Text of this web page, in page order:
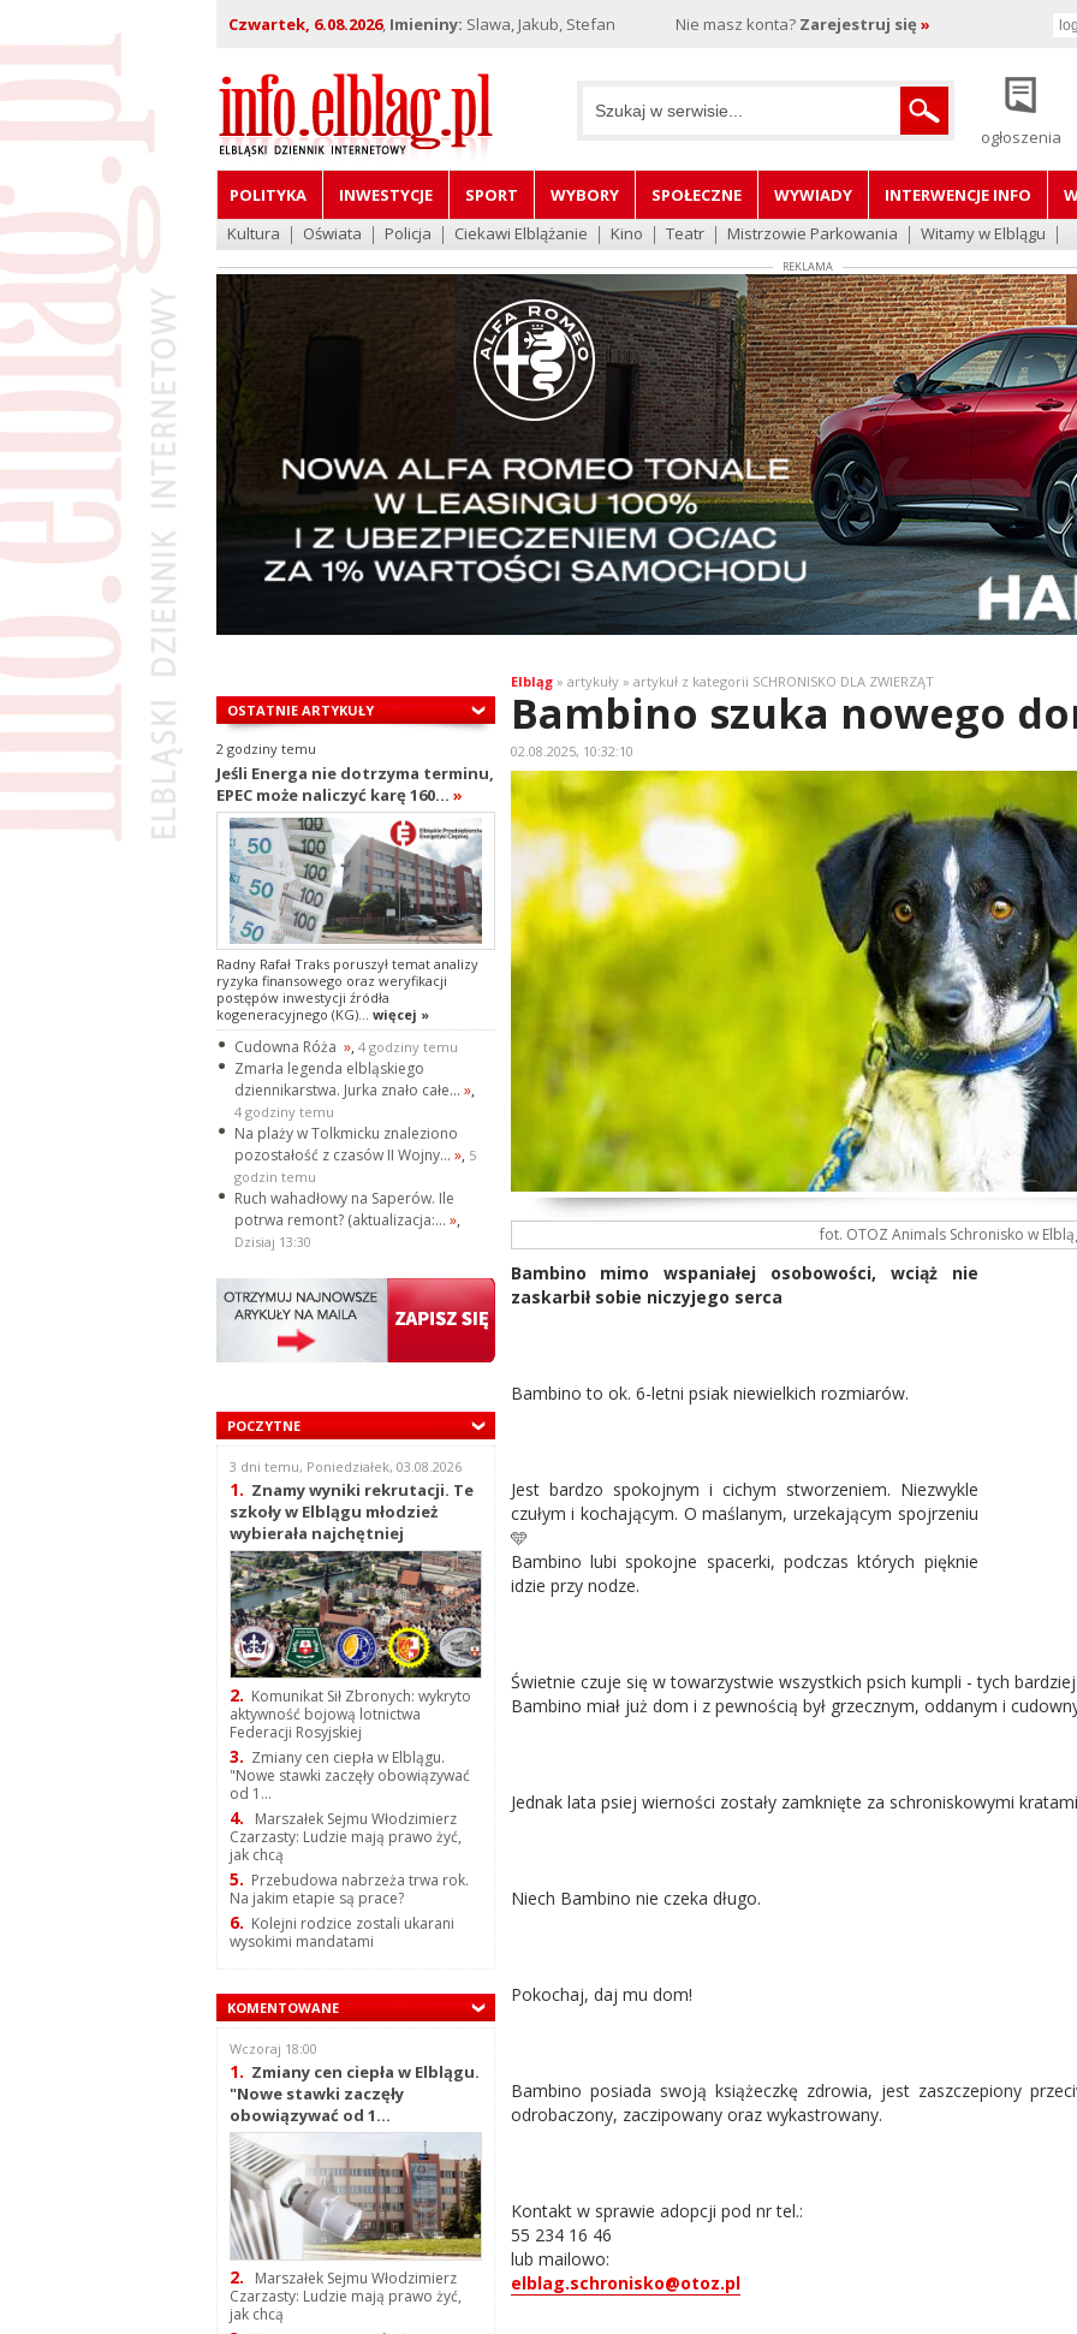
Czwartek, 6.08.2026, Imieniny: Slawa, Jakub, Stefan Nie masz konta? Zarejestruj się »
ogłoszenia
POLITYKA INWESTYCJE SPORT WYBORY SPOŁECZNE WYWIADY INTERWENCJE INFO
Kultura
Oświata Policja Ciekawi Elblążanie Kino Teatr Mistrzowie Parkowania Witamy w Elblągu
REKLAMA
OSTATNIE ARTYKUŁY
2 godziny temu
Jeśli Energa nie dotrzyma terminu,
EPEC może naliczyć karę 160... »
Radny Rafał Traks poruszył temat analizy
ryzyka finansowego oraz weryfikacji
postępów inwestycji źródła
kogeneracyjnego (KG)... więcej »
Cudowna Róża », 4 godziny temu
Zmarła legenda elbląskiego
dziennikarstwa. Jurka znało całe... »,
4 godziny temu
Na plaży w Tolkmicku znaleziono
pozostałość z czasów II Wojny... », 5
godzin temu
Ruch wahadłowy na Saperów. Ile
potrwa remont? (aktualizacja:... »,
Dzisiaj 13:30
POCZYTNE
3 dni temu, Poniedziałek, 03.08.2026
1. Znamy wyniki rekrutacji. Te
szkoły w Elblągu młodzież
wybierała najchętniej
2. Komunikat Sił Zbronych: wykryto
aktywność bojową lotnictwa
Federacji Rosyjskiej
3. Zmiany cen ciepła w Elblągu.
"Nowe stawki zaczęły obowiązywać
od 1...
4.
Marszałek Sejmu Włodzimierz
Czarzasty: Ludzie mają prawo żyć,
jak chcą
5. Przebudowa nabrzeża trwa rok.
Na jakim etapie są prace?
6. Kolejni rodzice zostali ukarani
wysokimi mandatami
KOMENTOWANE
Wczoraj 18:00
1. Zmiany cen ciepła w Elblągu.
"Nowe stawki zaczęły
obowiązywać od 1...
2.
Marszałek Sejmu Włodzimierz
Czarzasty: Ludzie mają prawo żyć,
jak chcą
Elbląg» artykuły » artykuł z kategorii SCHRONISKO DLA ZWIERZĄT
Bambino szuka nowego
02.08.2025, 10:32:10
fot. OTOZ Animals Schronisko w
Bambino mimo wspaniałej osobowości, wciąż nie
zaskarbił sobie niczyjego serca
Bambino to ok. 6-letni psiak niewielkich rozmiarów.
Jest bardzo spokojnym i cichym stworzeniem. Niezwykle
czułym i kochającym. O maślanym, urzekającym spojrzeniu
🩵
Bambino lubi spokojne spacerki, podczas których pięknie
idzie przy nodze.
Świetnie czuje się w towarzystwie wszystkich psich kumpli - tych
Bambino miał już dom i z pewnością był grzecznym, oddanym i
Jednak lata psiej wierności zostały zamknięte za schroniskowymi
Niech Bambino nie czeka długo.
Pokochaj, daj mu dom!
Bambino posiada swoją książeczkę zdrowia, jest zaszczepiony
odrobaczony, zaczipowany oraz wykastrowany.
Kontakt w sprawie adopcji pod nr tel.:
55 234 16 46
lub mailowo:
elblag.schronisko@otoz.pl